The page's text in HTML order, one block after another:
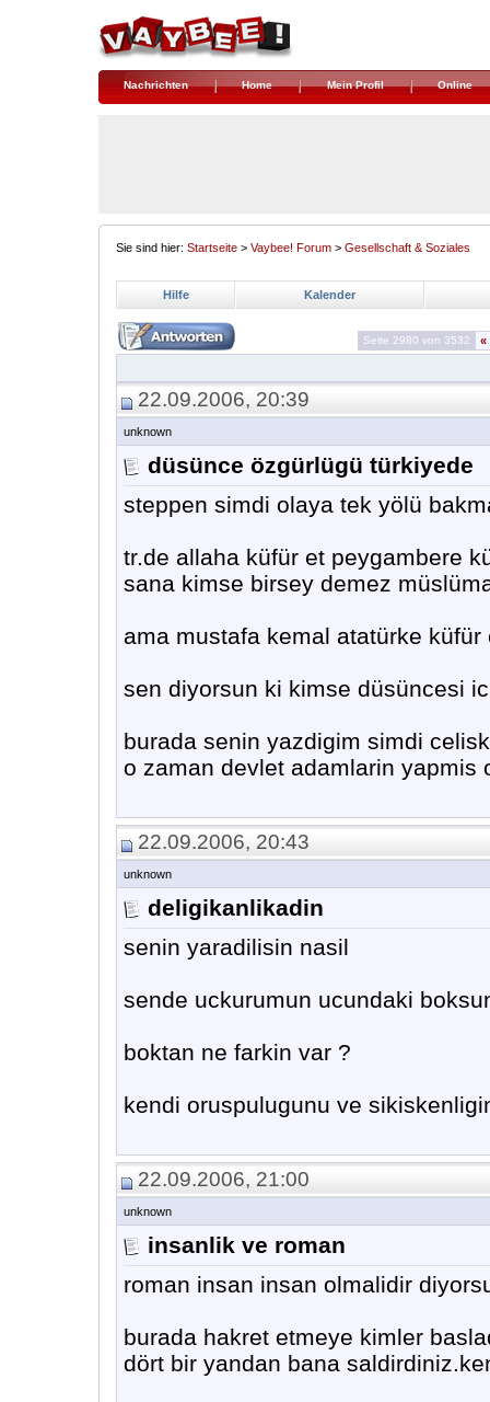
Nachrichten Home Mein Profil Online
Sie sind hier: Startseite > Vaybee! Forum > Gesellschaft & Soziales
Hilfe Kalender
Seite 2980 von 3532 «
22.09.2006, 20:39
unknown
düsünce özgürlügü türkiyede
steppen simdi olaya tek yölü
tr.de allaha küfür et peygambere
sana kimse birsey demez
ama mustafa kemal atatürke
sen diyorsun ki kimse düsüncesi
burada senin yazdigim simdi
o zaman devlet adamlarin yapmis
22.09.2006, 20:43
unknown
deligikanlikadin
senin yaradilisin nasil
sende uckurumun ucundaki
boktan ne farkin var ?
kendi oruspulugunu ve
22.09.2006, 21:00
unknown
insanlik ve roman
roman insan insan olmalidir
burada hakret etmeye kimler
dört bir yandan bana